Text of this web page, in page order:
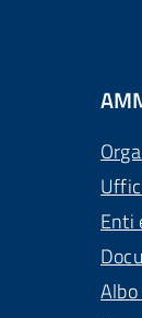
Enti